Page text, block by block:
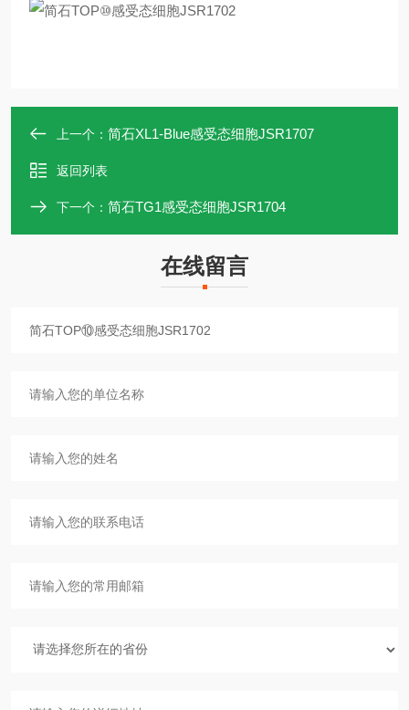
上一个： 简石XL1-Blue感受态细胞JSR1707
返回列表
下一个： 简石TG1感受态细胞JSR1704
在线留言